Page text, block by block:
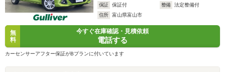
保証
保証付 整備
法定整備付
住所
富山県富山市
無
料
今すぐ在庫確認・見積依頼
電話する
カーセンサーアフター保証がBプランに付いています